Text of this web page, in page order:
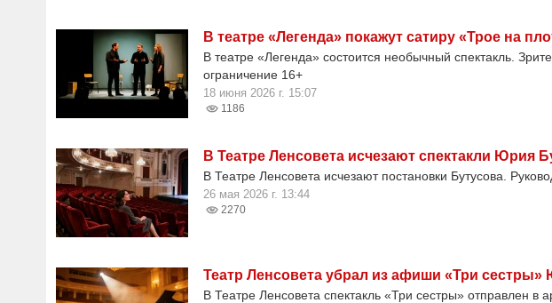
В театре «Легенда» покажут сатиру «Трое на
В театре «Легенда» состоится необычный спектакль.
ограничение 16+
18 июня 2026 г. 15:07
1186
В Театре Ленсовета исчезают спектакли Юрия
В Театре Ленсовета исчезают постановки Бутусова.
26 мая 2026 г. 13:44
2270
Театр Ленсовета убрал из афиши «Три сестры»
В Театре Ленсовета спектакль «Три сестры» отправлен